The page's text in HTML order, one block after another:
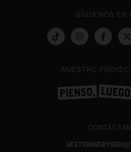
SÍGUENOS EN
NUESTRO